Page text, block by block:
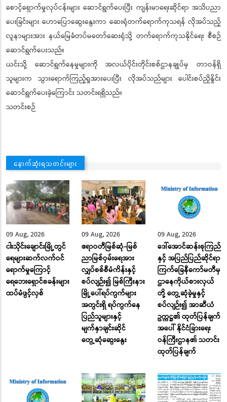
စောင့်ရှောက်မှုလုပ်ငန်းများ ဆောင်ရွက်ပေးပြီး ကျန်းမာရေးဆိုင်ရာ အသိပညာ
ပေးခြင်းများ ဟောပြောဆွေးနွေးကာ ဆေးရုံတက်ရောက်ကုသရန် လိုအပ်သည့်
လူနာများအား နယ်မြေခံတပ်မတော်ဆေးရုံသို့ တက်ရောက်ကုသနိုင်ရေး စီစဉ်
ဆောင်ရွက်ပေးသည်။
ယင်းသို့ ဆောင်ရွက်နေမှုများကို အလယ်ပိုင်းတိုင်းစစ်ဌာနချုပ်မှ တာဝန်ရှိ
သူများက သွားရောက်ကြည့်ရှုအားပေးပြီး လိုအပ်သည်များ ပေါင်းစပ်ညှိနှိုင်း
ဆောင်ရွက်ပေးခဲ့ကြောင်း သတင်းရရှိသည်။
သတင်းစဉ်
နောက်ဆုံးရသတင်းများ
09 Aug, 2026
ငါးသိုင်းချောင်းမြို့တွင်
ရေများဆက်လက်ဝင်
ရောက်မှုကြောင့်
ရေဘေးရှောင်စခန်းများ
ထပ်မံဖွင့်လှစ်
09 Aug, 2026
ဧရာဝတီမြစ်ဆုံ-မြစ်
ညာမြစ်ဝှမ်းရေအား
လျှပ်စစ်စီမံကိန်းနှင့်
စပ်လျဉ်း၍ မြစ်ကြီးနား
မြို့ပေါ်ရပ်ကွက်များ
အတွင်းရှိ ရပ်ကွက်နေ
ပြည်သူများနှင့်
မျက်နှာချင်းဆိုင်
တွေ့ဆုံဆွေးနွေး
09 Aug, 2026
ဒေါ်အောင်ဆန်းစုကြည်
နှင့် အပြည်ပြည်ဆိုင်ရာ
ကြက်ခြေနီကော်မတီမှ
ဌာနေကိုယ်စားလှယ်
တို့ တွေ့ဆုံခဲ့မှုနှင့်
စပ်လျဉ်း၍ အာဆီယံ
ဥက္ကဋ္ဌ၏ ထုတ်ပြန်ချက်
အပေါ် နိုင်ငံခြားရေး
ဝန်ကြီးဌာန၏ သတင်း
ထုတ်ပြန်ချက်